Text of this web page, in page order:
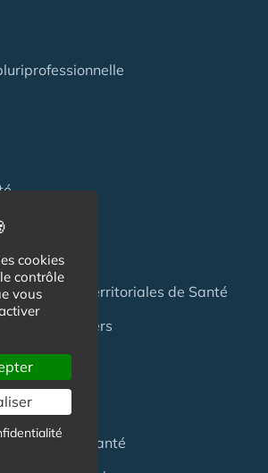
de Prévention
Territoriales de Santé
Hospitaliers
Maison de Santé
cookies
contrôle
vous